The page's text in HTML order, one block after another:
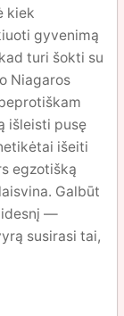
kiek
gyvenimą
turi šokti su
Niagaros
išleisti pusę
išeiti
egzotišką
Galbūt
—
susirasi tai,